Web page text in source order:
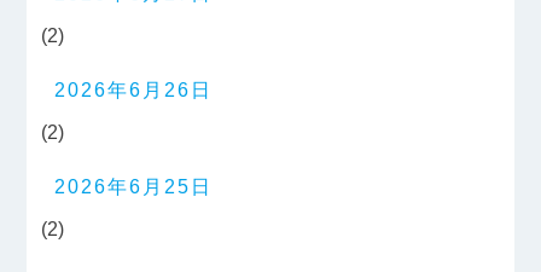
(2)
2026年6月26日
(2)
2026年6月25日
(2)